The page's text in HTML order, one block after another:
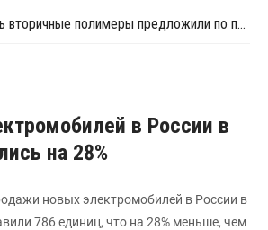
В Китае производить вторичные полимеры предложили по принципу конструкторов LEGO
в России в
на 28%
новых электромобилей в России в
786 единиц, что на 28% меньше, чем